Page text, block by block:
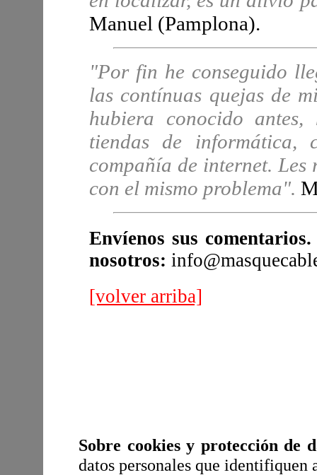
Manuel (Pamplona).
"Por fin he conseguido
las contínuas quejas de
hubiera conocido
tiendas de informática,
compañía de internet. Les
con el mismo problema".
Envíenos sus
nosotros:
[volver arriba]
Sobre cookies y protección de
datos personales que identifiquen